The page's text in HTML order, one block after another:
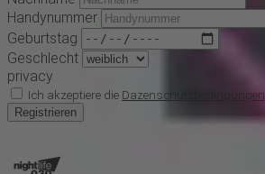
Handynummer
Geburtstag
Geschlecht
privacy
Ich akzeptiere die Dazenschutzbedingungen
Registrieren